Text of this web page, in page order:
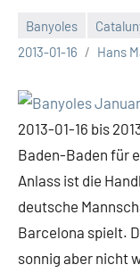
Banyoles
2013-01-16
Hans
Keine
2013-01-16 bis
Baden-Baden für
Anlass ist die
deutsche
Barcelona spielt.
sonnig aber nicht